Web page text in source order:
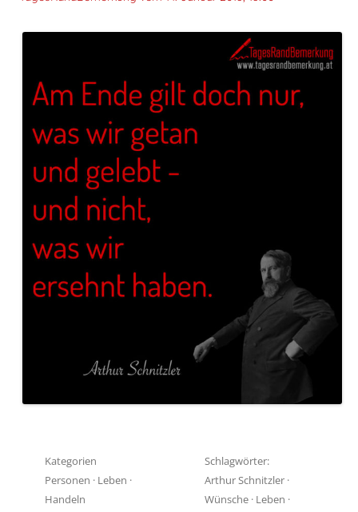
Kategorien
Personen · Leben ·
Handeln
Schlagwörter:
Arthur Schnitzler ·
Wünsche · Leben ·